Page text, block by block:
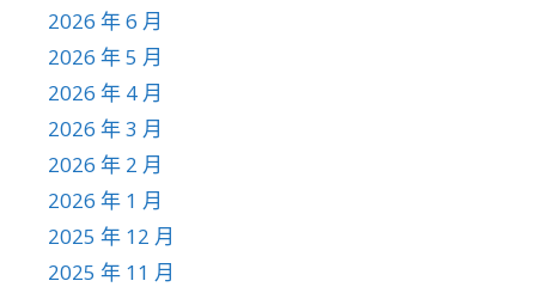
2026 年 6 月
2026 年 5 月
2026 年 4 月
2026 年 3 月
2026 年 2 月
2026 年 1 月
2025 年 12 月
2025 年 11 月